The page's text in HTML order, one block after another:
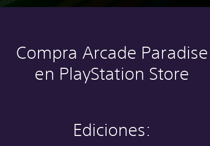
Compra Arcade Paradise
en PlayStation Store
Ediciones: